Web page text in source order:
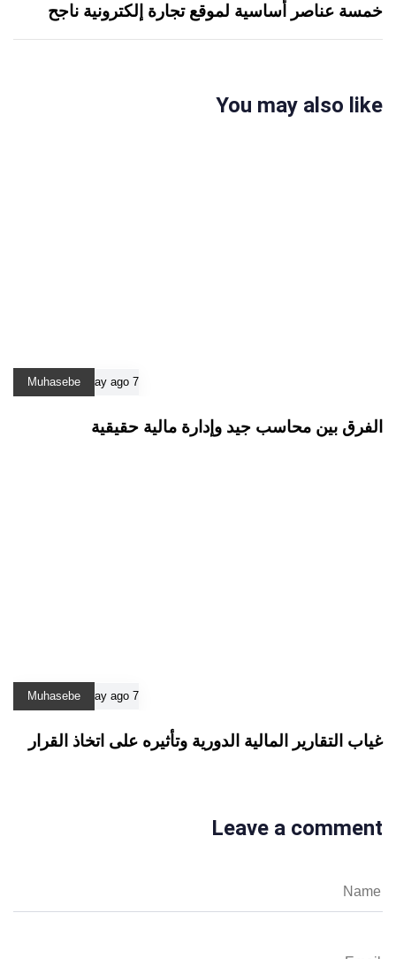
خمسة عناصر أساسية لموقع تجارة إلكترونية ناجح
You may also like
7 ay ago
Muhasebe
الفرق بين محاسب جيد وإدارة مالية حقيقية
7 ay ago
Muhasebe
غياب التقارير المالية الدورية وتأثيره على اتخاذ القرار
Leave a comment